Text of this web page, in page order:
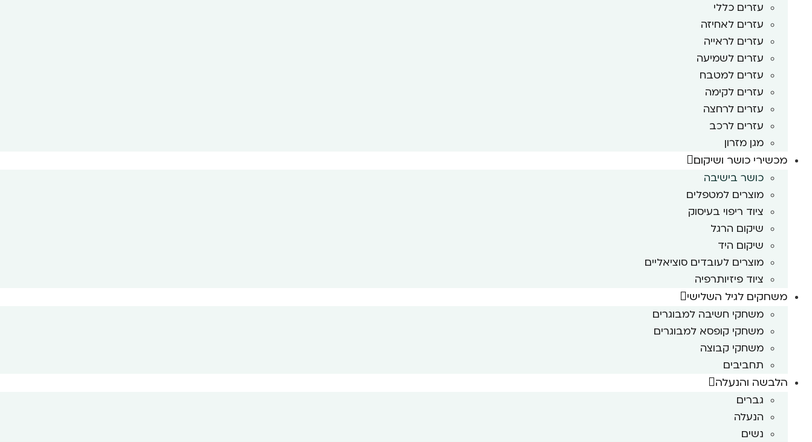
עזרים כללי
עזרים לאחיזה
עזרים לראייה
עזרים לשמיעה
עזרים למטבח
עזרים לקימה
עזרים לרחצה
עזרים לרכב
מגן מזרון
מכשירי כושר ושיקום
כושר בישיבה
מוצרים למטפלים
ציוד ריפוי בעיסוק
שיקום הרגל
שיקום היד
מוצרים לעובדים סוציאליים
ציוד פיזיותרפיה
משחקים לגיל השלישי
משחקי חשיבה למבוגרים
משחקי קופסא למבוגרים
משחקי קבוצה
תחביבים
הלבשה והנעלה
גברים
הנעלה
נשים